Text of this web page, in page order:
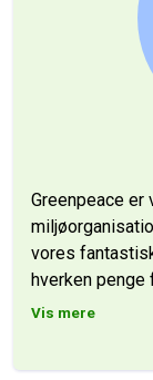
Greenpeace
vores
hverken penge
Vis mere